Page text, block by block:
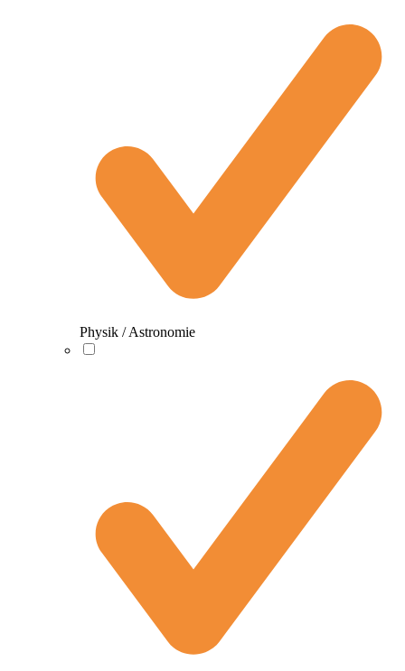
Physik / Astronomie